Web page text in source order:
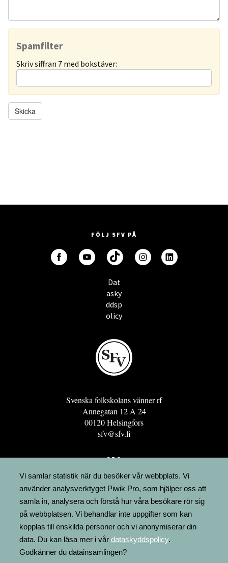
Spamfilter
Skriv siffran 7 med bokstäver:
FÖLJ SFV PÅ
Dat
asky
ddsp
olicy
Svenska folkskolans vänner rf
Annegatan 12 A 24
00120 Helsingfors
sfv@sfv.fi
GRO
FÖRENINGSRESURSEN
MINNESRUNOR.FI
UPPSLAGSVERKET FINLAND
LÄGENHETER
FAKTURERING
Vi samlar statistik när du besöker vår webbplats. Vi
använder analysverktyget Piwik Pro, som hjälper oss att
samla in, analysera och förstå hur våra besökare rör sig
på webbplatsen. Vi behandlar inte uppgifter som kan
kopplas till enskilda personer och vi anonymiserar din
data. Du kan läsa mer i vår dataskyddspolicy.
Godkänner du datainsamlingen?